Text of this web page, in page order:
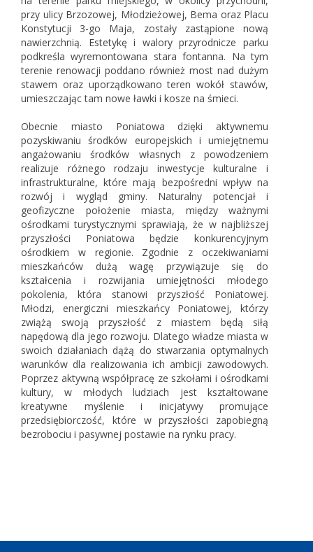
przy ulicy Brzozowej, Młodzieżowej, Bema oraz Placu
Konstytucji 3-go Maja, zostały zastąpione nową
nawierzchnią. Estetykę i walory przyrodnicze parku
podkreśla wyremontowana stara fontanna. Na tym
terenie renowacji poddano również most nad dużym
stawem oraz uporządkowano teren wokół stawów,
umieszczając tam nowe ławki i kosze na śmieci.
Obecnie miasto Poniatowa dzięki aktywnemu
pozyskiwaniu środków europejskich i umiejętnemu
angażowaniu środków własnych z powodzeniem
realizuje różnego rodzaju inwestycje kulturalne i
infrastrukturalne, które mają bezpośredni wpływ na
rozwój i wygląd gminy. Naturalny potencjał i
geofizyczne położenie miasta, między ważnymi
ośrodkami turystycznymi sprawiają, że w najbliższej
przyszłości Poniatowa będzie konkurencyjnym
ośrodkiem w regionie. Zgodnie z oczekiwaniami
mieszkańców dużą wagę przywiązuje się do
kształcenia i rozwijania umiejętności młodego
pokolenia, która stanowi przyszłość Poniatowej.
Młodzi, energiczni mieszkańcy Poniatowej, którzy
zwiążą swoją przyszłość z miastem będą siłą
napędową dla jego rozwoju. Dlatego władze miasta w
swoich działaniach dążą do stwarzania optymalnych
warunków dla realizowania ich ambicji zawodowych.
Poprzez aktywną współpracę ze szkołami i ośrodkami
kultury, w młodych ludziach jest kształtowane
kreatywne myślenie i inicjatywy promujące
przedsiębiorczość, które w przyszłości zapobiegną
bezrobociu i pasywnej postawie na rynku pracy.